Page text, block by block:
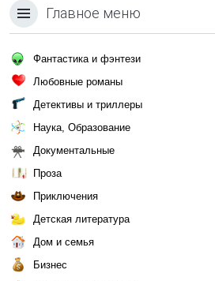
Главное меню
Фантастика и фэнтези
Любовные романы
Детективы и триллеры
Наука, Образование
Документальные
Проза
Приключения
Детская литература
Дом и семья
Бизнес